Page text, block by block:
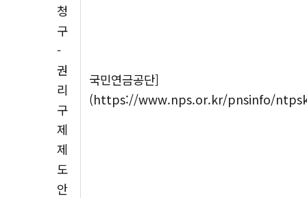
청
구
-
권
리
구
제
제
도
안
국민연금공단]
(https://www.nps.or.kr/pnsinfo/